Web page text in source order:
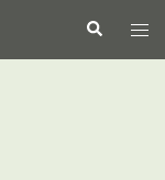
le